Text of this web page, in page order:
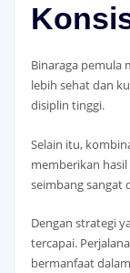
Binaraga pemula
lebih sehat dan
disiplin tinggi.
Selain itu,
memberikan
seimbang sangat
Dengan strategi
tercapai.
bermanfaat